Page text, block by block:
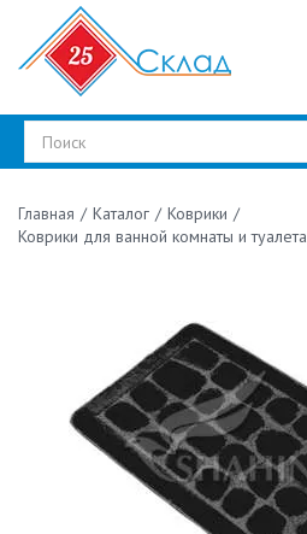
Главная / Каталог / Коврики /
Коврики для ванной комнаты и туалета